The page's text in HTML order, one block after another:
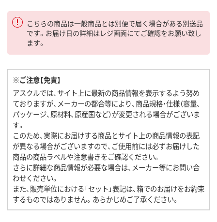
こちらの商品は一般商品とは別便で届く場合がある別送品
です。お届け日の詳細はレジ画面にてご確認をお願い致し
ます。
※ご注意【免責】
アスクルでは、サイト上に最新の商品情報を表示するよう努め
ておりますが、メーカーの都合等により、商品規格・仕様（容量、
パッケージ、原材料、原産国など）が変更される場合がございま
す。
このため、実際にお届けする商品とサイト上の商品情報の表記
が異なる場合がございますので、ご使用前には必ずお届けした
商品の商品ラベルや注意書きをご確認ください。
さらに詳細な商品情報が必要な場合は、メーカー等にお問い合
わせください。
また、販売単位における「セット」表記は、箱でのお届けをお約束
するものではありません。あらかじめご了承ください。